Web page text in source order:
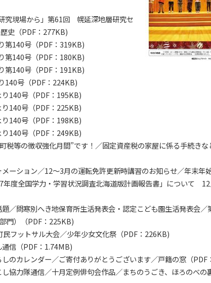
究現場から」第61回 幌延深地層研究セ
史（PDF：277KB)
第140号（PDF：319KB)
第140号（PDF：180KB)
第140号（PDF：191KB)
140号（PDF：224KB)
140号（PDF：195KB)
140号（PDF：225KB)
140号（PDF：198KB)
140号（PDF：249KB)
税等の徴収強化月間”です！／固定資産税の家屋に係る手続きな
ーション／12～3月の運転免許更新時講習のお知らせ／年末年
年度全国学力・学習状況調査北海道版計画報告書」について
／問寒別へき地保育所生活発表会・認定こども園生活発表会／
門）（PDF：225KB)
フットサル大会／少年少女文化祭（PDF：226KB)
信（PDF：1.74MB)
のカレンダー／ご寄付ありがとうございます／戸籍の窓（PDF
協力隊通信／十月定例俳句会作品／まちのうごき、ほろのべの